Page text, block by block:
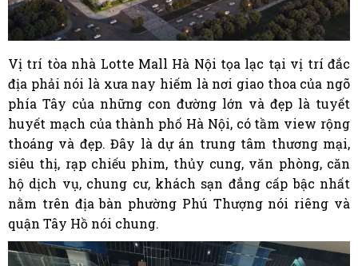
Vị trí tòa nhà Lotte Mall Hà Nội tọa lạc tại vị trí đắc
địa phải nói là xưa nay hiếm là nơi giao thoa của ngõ
phía Tây của những con đường lớn và đẹp là tuyết
huyết mạch của thành phố Hà Nội, có tầm view rộng
thoáng và đẹp. Đây là dự án trung tâm thương mại,
siêu thị, rạp chiếu phim, thủy cung, văn phòng, căn
hộ dịch vụ, chung cư, khách sạn đẳng cấp bậc nhất
nằm trên địa bàn phường Phú Thượng nói riêng và
quận Tây Hồ nói chung.